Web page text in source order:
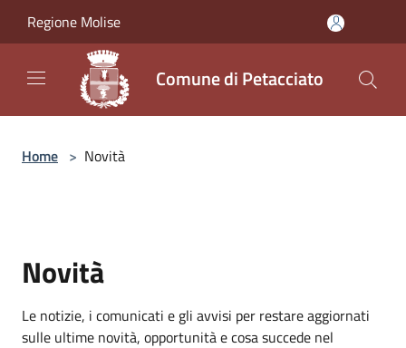
Regione Molise
Comune di Petacciato
Home > Novità
Novità
Le notizie, i comunicati e gli avvisi per restare aggiornati
sulle ultime novità, opportunità e cosa succede nel